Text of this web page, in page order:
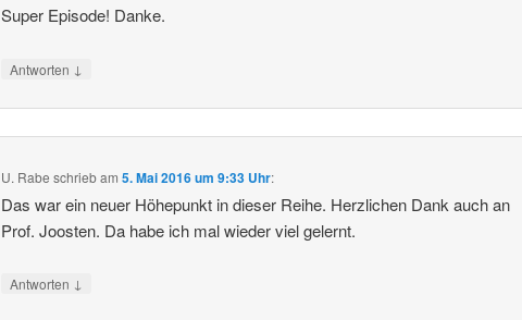
Super Episode! Danke.
Antworten ↓
U. Rabe schriebam5. Mai 2016 um 9:33 Uhr:
Das war ein neuer Höhepunkt in dieser Reihe. Herzlichen Dank auch an
Prof. Joosten. Da habe ich mal wieder viel gelernt.
Antworten ↓